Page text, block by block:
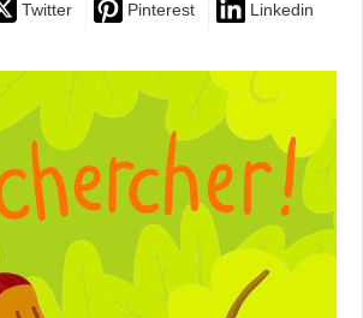
Twitter Pinterest Linkedin